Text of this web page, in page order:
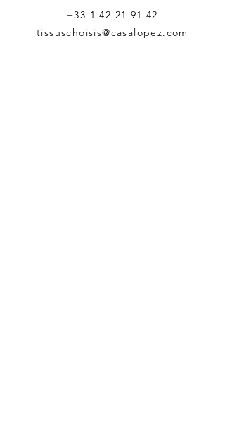
+33 1 42 21 91 42
tissuschoisis@casalopez.com